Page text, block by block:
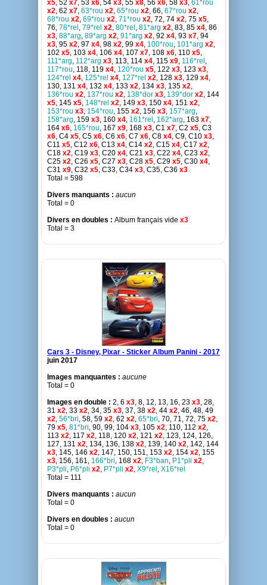
x5, 52 x7, 53 x6, 54 x3, 55 x8, 56 x6, 58 x3, 61*rou
x2, 62 x7, 63*rou x2, 65*rou x2, 66, 67*rou x2,
68*rou x2, 69*rou x2, 71*rou x2, 72, 74 x2, 75 x5,
76, 78*rel , 79*rel x2, 80*rel , 81*arg x2, 83, 85 x4, 86
x3, 88*arg, 89*arg x2, 91*arg x2, 92 x4, 93 x7, 94
x3, 95 x2, 97 x4, 98 x2, 99 x4, 100*rou, 101*arg x2,
102 x5, 103 x4, 106 x4, 107 x7, 108 x6, 110 x5,
111*arg, 112*arg x3, 113, 114 x4, 115 x9, 116*rel ,
117*rou, 118, 119 x4, 120*rou x5, 122 x3, 123 x3,
124*rel x4, 125*rel x4, 127*rel x2, 128 x3, 129 x4,
130, 131 x4, 132 x4, 133 x2, 134 x3, 135 x2,
136*rou x2, 137*rou x2, 138*dor x3, 139*dor x2, 144
x5, 145 x5, 148*rel x2, 149 x3, 150 x4, 151 x2,
153*rou x3, 154*rou, 155 x2, 156 x3, 157*arg,
158*arg, 159 x3, 160 x4, 161*rel , 162*arg, 163 x7,
164 x6, 165*rou, 167 x9, 168 x3, C1 x7, C2 x5, C3
x6, C4 x5, C5 x6, C6 x6, C7 x6, C8 x4, C9, C10 x3,
C11 x5, C12 x6, C13 x4, C14 x2, C15 x4, C17 x2,
C18 x2, C19 x3, C20 x4, C21 x3, C22 x4, C23 x2,
C25 x2, C26 x5, C27 x3, C28 x5, C29 x5, C30 x4,
C31 x9, C32 x5, C33, C34 x3, C35, C36 x3
Total = 598
Divers manquants : aucun
Total = 0
Divers en doubles : Album français vide x3
Total = 3
Cars 3 - Disney, Pixar - Sticker Album Panini - 2017
juin 2017
Images manquantes : aucune
Total = 0
Images en double : 2, 6 x3, 8, 12, 13, 16, 23 x3, 28,
31 x2, 33 x2, 34, 35 x3, 37, 38 x2, 44 x2, 46, 48, 49
x2, 56*bri, 58, 59 x2, 62 x2, 65*bri, 70, 71, 72, 75 x2,
79 x5, 81*bri, 90, 99, 104 x3, 105 x2, 110, 112 x2,
113 x2, 117 x2, 118, 120 x2, 121 x2, 123, 124, 126,
127, 131 x2, 134, 136, 138 x2, 139, 140 x2, 142, 144
x3, 145, 146 x2, 147, 150, 151, 153 x2, 154 x2, 155
x3, 156, 161, 166*bri, 168 x2, F3*ban, P1*pli x2,
P3*pli, P6*pli x2, P7*pli x2, X9*rel , X16*rel
Total = 111
Divers manquants : aucun
Total = 0
Divers en doubles : aucun
Total = 0